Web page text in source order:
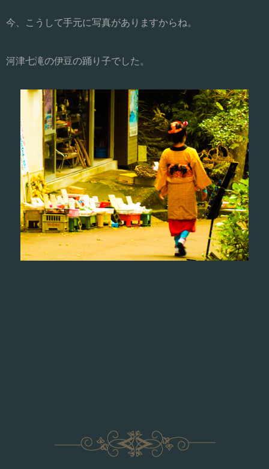
今、こうして手元に写真がありますからね。
河津七滝の伊豆の踊り子でした。